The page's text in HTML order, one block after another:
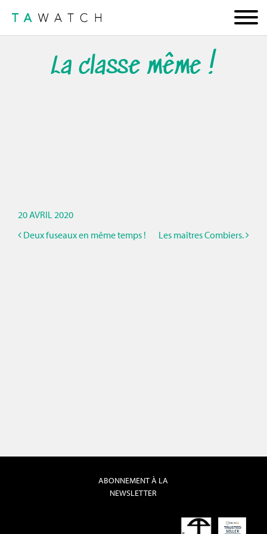
La classe même !
20 AVRIL 2020
Deux fuseaux en même temps !
Les maîtres Combiers.
ABONNEMENT À LA
NEWSLETTER